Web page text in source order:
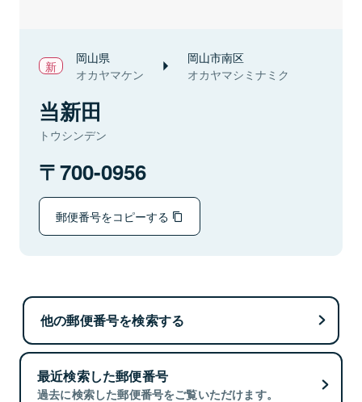
岡山県
オカヤマケン
岡山市南区
オカヤマシミナミク
当新田
トウシンデン
700-0956
郵便番号をコピーする
他の郵便番号を検索する
最近検索した郵便番号
過去に検索した郵便番号をご覧いただけます。